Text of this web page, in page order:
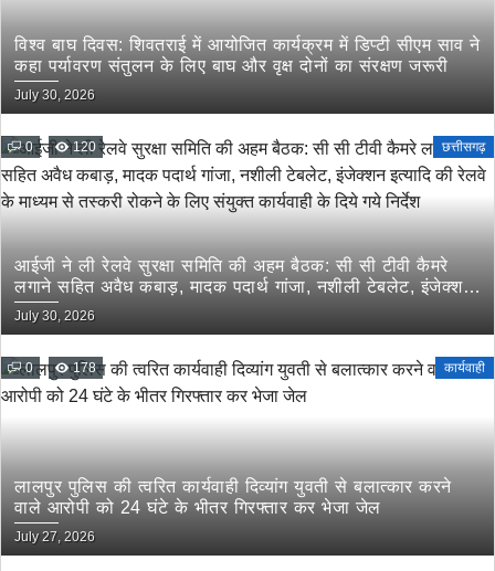
विश्व बाघ दिवस: शिवतराई में आयोजित कार्यक्रम में डिप्टी सीएम साव ने
कहा पर्यावरण संतुलन के लिए बाघ और वृक्ष दोनों का संरक्षण जरूरी
July 30, 2026
0 120 छत्तीसगढ़
आईजी ने ली रेलवे सुरक्षा समिति की अहम बैठक: सी सी टीवी कैमरे
लगाने सहित अवैध कबाड़, मादक पदार्थ गांजा, नशीली टेबलेट, इंजेक्शन
इत्यादि की रेलवे के माध्यम से तस्करी रोकने के लिए संयुक्त कार्यवाही
के दिये गये निर्देश
July 30, 2026
0 178 कार्यवाही
लालपुर पुलिस की त्वरित कार्यवाही दिव्यांग युवती से बलात्कार करने
वाले आरोपी को 24 घंटे के भीतर गिरफ्तार कर भेजा जेल
July 27, 2026